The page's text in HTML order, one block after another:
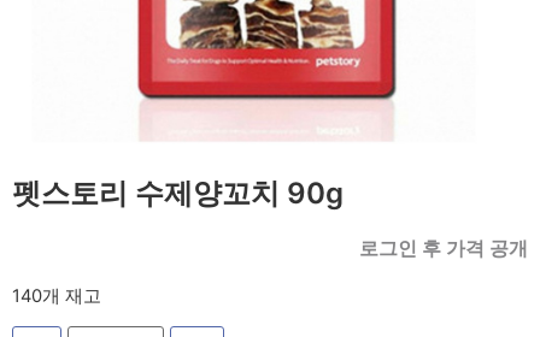
펫스토리 수제양꼬치 90g
로그인 후 가격 공개
140개 재고